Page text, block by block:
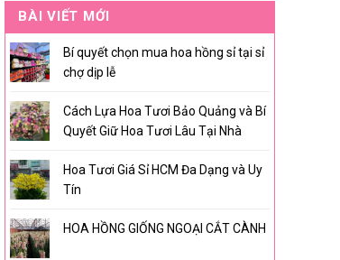
BÀI VIẾT MỚI
Bí quyết chọn mua hoa hồng sỉ tại sỉ
chợ dịp lễ
Cách Lựa Hoa Tươi Bảo Quảng và Bí
Quyết Giữ Hoa Tươi Lâu Tại Nhà
Hoa Tươi Giá Sỉ HCM Đa Dạng và Uy
Tín
HOA HỒNG GIỐNG NGOẠI CẮT CÀNH